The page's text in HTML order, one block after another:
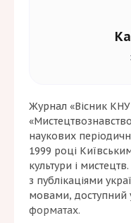
Журнал «Вісник
наукових
1999 році
культури і
з публікаціями
мовами, доступний
форматах.